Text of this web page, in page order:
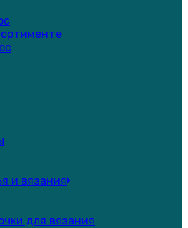
и вязания
для вязания